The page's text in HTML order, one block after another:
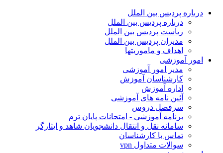
پردیس بین الملل
درباره پردیس بین الملل
ریاست پردیس بین الملل
مدیران پردیس بین الملل
اهداف و ماموریتها
آموزشی
مدیر امور آموزشی
کارشناسان آموزش
اداره آموزش
آئین نامه های آموزشی
سرفصل دروس
برنامه آموزشی - امتحانات پایان ترم
سامانه نقل و انتقال دانشجویان شاهد و ایثارگر
تماس با کارشناسان
سوالات متداول vpn